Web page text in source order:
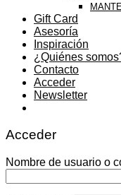
Gift Card
Asesoría
Inspiración
¿Quiénes
Contacto
Acceder
Newsletter
Acceder
Nombre de usuario o